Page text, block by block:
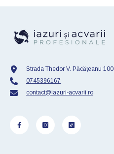
Strada Thedor V. Păcățeanu
0745396167
contact@iazuri-acvarii.ro